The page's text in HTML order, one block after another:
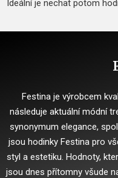
Ideální je nechat potom
Festina je výrobcem
následuje aktuální módní
synonymum elegance,
jsou hodinky Festina pro
styl a estetiku. Hodnoty,
jsou dnes přítomny všude